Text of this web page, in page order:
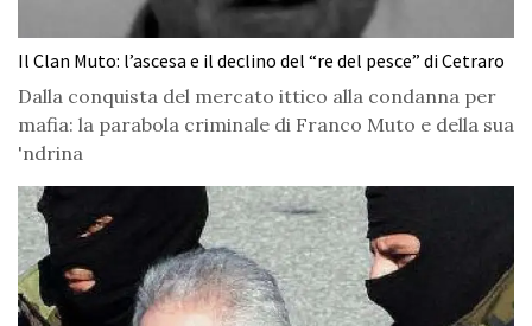
Il Clan Muto: l’ascesa e il declino del “re del pesce” di Cetraro
Dalla conquista del mercato ittico alla condanna per
mafia: la parabola criminale di Franco Muto e della sua
'ndrina